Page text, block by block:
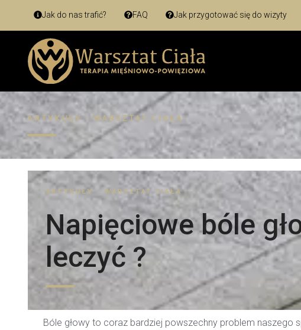
Jak do nas trafić? FAQ Jak przygotować się do wizyty
ARTYKUŁY - WARSZTAT CIAŁA
ARTYKUŁY - WARSZTAT CIAŁA
Napięciowe bóle
leczyć ?
Bóle głowy to coraz bardziej powszechny problem naszego